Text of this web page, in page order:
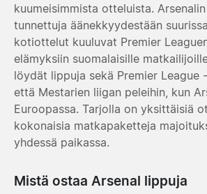
kuumeisimmista otteluista.
tunnettuja äänekkyydestään
kotiottelut kuuluvat Premier
elämyksiin suomalaisille
löydät lippuja sekä Premier League
että Mestarien liigan peleihin, kun
Euroopassa. Tarjolla on yksittäisiä
kokonaisia matkapaketteja
yhdessä paikassa.
Mistä ostaa Arsenal lippuja